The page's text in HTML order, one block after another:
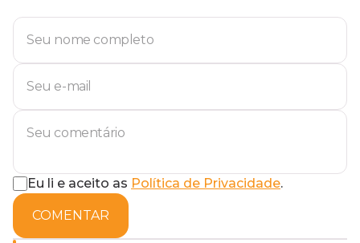
Eu li e aceito as Política de Privacidade.
COMENTAR